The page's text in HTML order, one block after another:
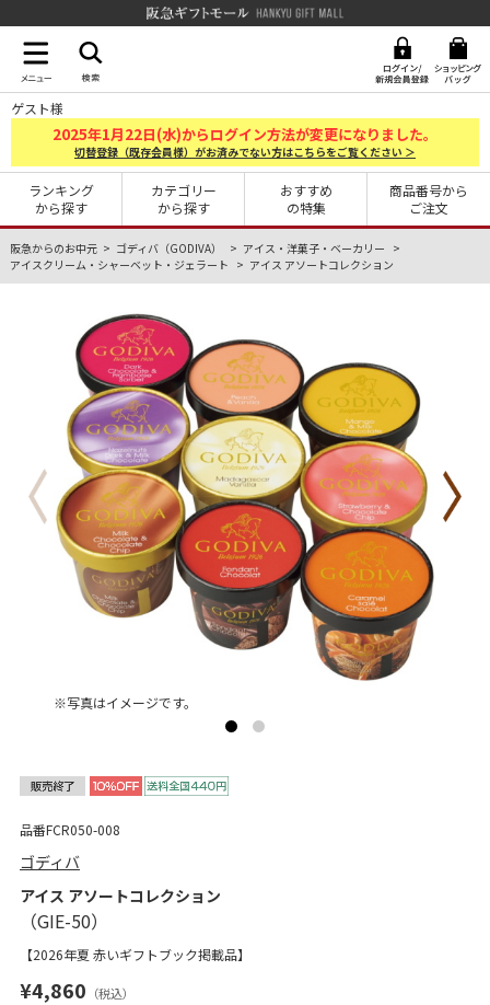
ゲスト様
2025年1月22日(水)からログイン方法が変更になりました。
切替登録（既存会員様）がお済みでない方はこちらをご覧ください ＞
ランキング
から探す
カテゴリー
から探す
おすすめ
の特集
商品番号から
ご注文
阪急からのお中元 ゴディバ（GODIVA）
アイス・洋菓子・ベーカリー
アイスクリーム・シャーベット・ジェラート
アイス アソートコレクション
※写真はイメージです。
品番FCR050-008
ゴディバ
アイス アソートコレクション
【2026年夏 赤いギフトブック掲載品】
¥4,860 （税込）